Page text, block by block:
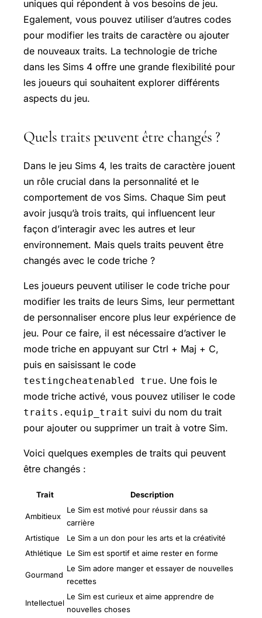
uniques qui répondent à vos besoins de jeu.
Egalement, vous pouvez utiliser d’autres codes
pour modifier les traits de caractère ou ajouter
de nouveaux traits. La technologie de triche
dans les Sims 4 offre une grande flexibilité pour
les joueurs qui souhaitent explorer différents
aspects du jeu.
Quels traits peuvent être changés ?
Dans le jeu Sims 4, les traits de caractère jouent
un rôle crucial dans la personnalité et le
comportement de vos Sims. Chaque Sim peut
avoir jusqu’à trois traits, qui influencent leur
façon d’interagir avec les autres et leur
environnement. Mais quels traits peuvent être
changés avec le code triche ?
Les joueurs peuvent utiliser le code triche pour
modifier les traits de leurs Sims, leur permettant
de personnaliser encore plus leur expérience de
jeu. Pour ce faire, il est nécessaire d’activer le
mode triche en appuyant sur Ctrl + Maj + C,
puis en saisissant le code
testingcheatenabled true. Une fois le
mode triche activé, vous pouvez utiliser le code
traits.equip_trait suivi du nom du trait
pour ajouter ou supprimer un trait à votre Sim.
Voici quelques exemples de traits qui peuvent
être changés :
Trait Description
Ambitieux
Le Sim est motivé pour réussir dans sa
carrière
Artistique
Le Sim a un don pour les arts et la créativité
Athlétique
Le Sim est sportif et aime rester en forme
Gourmand
Le Sim adore manger et essayer de nouvelles
recettes
Intellectuel
Le Sim est curieux et aime apprendre de
nouvelles choses